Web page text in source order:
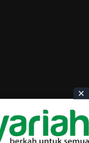
. All Rights Reserved.